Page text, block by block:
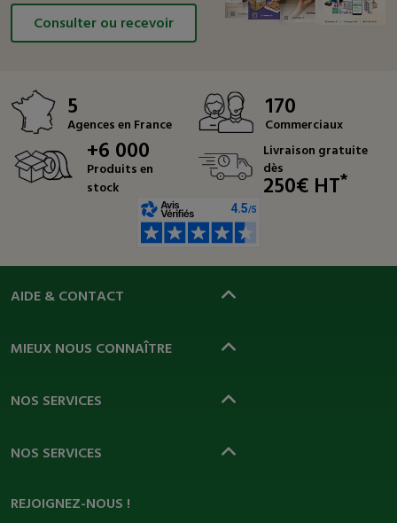
Consulter ou recevoir
5
Agences en France
170
Commerciaux
+6 000
Produits en
stock
Livraison gratuite
dès
250€ HT*
AIDE & CONTACT
MIEUX NOUS CONNAÎTRE
NOS SERVICES
NOS SERVICES
REJOIGNEZ-NOUS !